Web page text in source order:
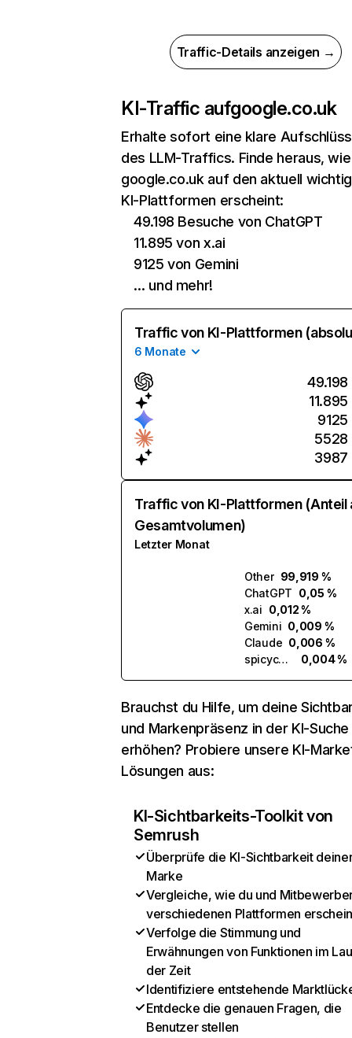
Traffic-Details anzeigen →
KI-Traffic aufgoogle.co.uk
Erhalte sofort eine klare
des LLM-Traffics. Finde heraus, wie
google.co.uk auf den aktuell
KI-Plattformen erscheint:
49.198 Besuche von ChatGPT
11.895 von x.ai
9125 von Gemini
… und mehr!
Traffic von KI-Plattformen
6 Monate
49.198
11.895
9125
5528
3987
Traffic von KI-Plattformen (Anteil
Gesamtvolumen)
Letzter Monat
Other 99,919 %
ChatGPT 0,05 %
x.ai 0,012 %
Gemini 0,009 %
Claude 0,006 %
spicychat.ai
0,004 %
Brauchst du Hilfe, um deine
und Markenpräsenz in der KI-Suche
erhöhen? Probiere unsere KI-
Lösungen aus:
KI-Sichtbarkeits-Toolkit von
Semrush
Überprüfe die KI-Sichtbarkeit
Marke
Vergleiche, wie du und
verschiedenen Plattformen
Verfolge die Stimmung und
Erwähnungen von Funktionen im
der Zeit
Identifiziere entstehende
Entdecke die genauen Fragen, die
Benutzer stellen